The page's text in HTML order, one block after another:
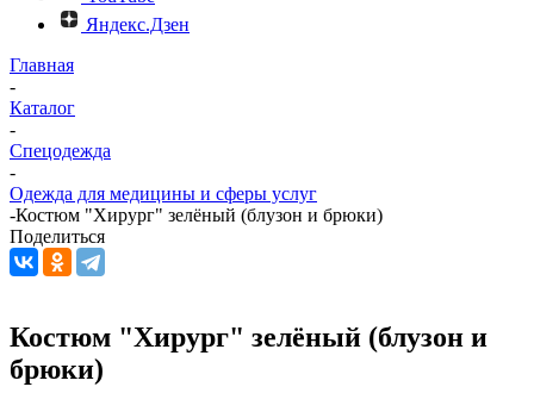
Яндекс.Дзен
Главная
-
Каталог
-
Спецодежда
-
Одежда для медицины и сферы услуг
-Костюм "Хирург" зелёный (блузон и брюки)
Поделиться
Костюм "Хирург" зелёный (блузон и
брюки)